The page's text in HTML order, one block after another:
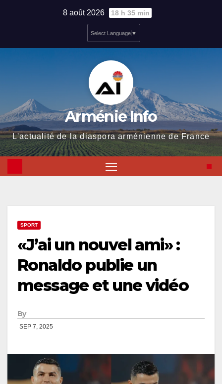
8 août 2026 18 h 35 min
Select Language ▼
Arménie Info
L'actualité de la diaspora arménienne de France
SPORT
«J’ai un nouvel ami» :
Ronaldo publie un
message et une vidéo
By
SEP 7, 2025